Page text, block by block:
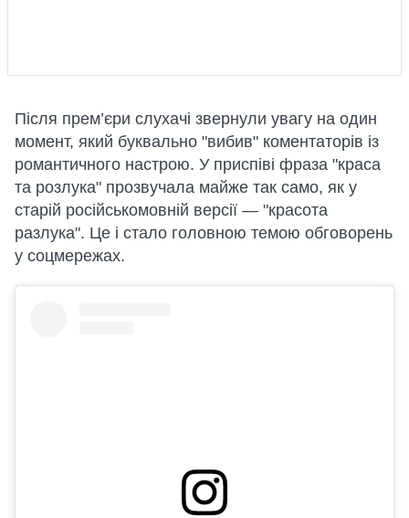
Після прем’єри слухачі звернули увагу на один
момент, який буквально "вибив" коментаторів із
романтичного настрою. У приспіві фраза "краса
та розлука" прозвучала майже так само, як у
старій російськомовній версії — "красота
разлука". Це і стало головною темою обговорень
у соцмережах.